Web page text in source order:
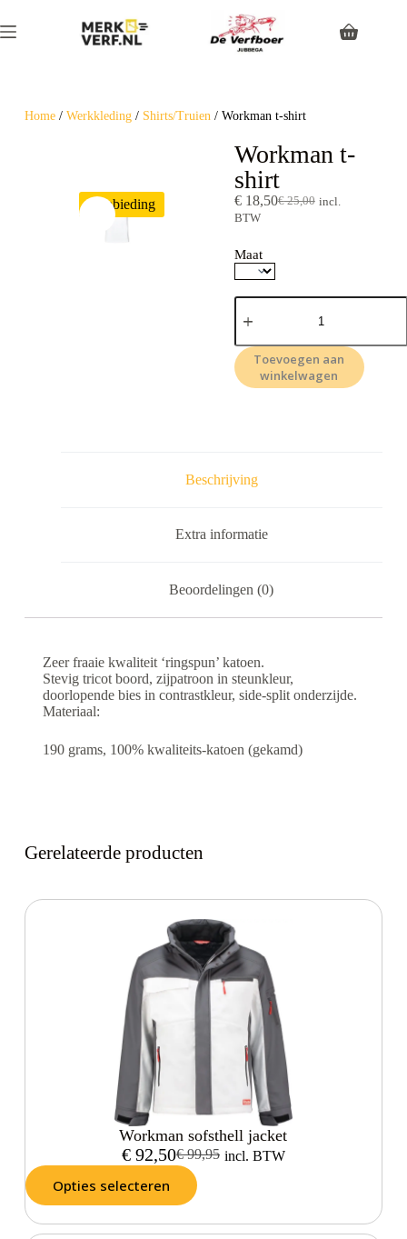
Home/ Werkkleding/ Shirts/Truien/ Workman t-shirt
Aanbieding
Workman t-
shirt
€25,00
€18,50
incl.
BTW
Maat
Toevoegen aan
winkelwagen
Beschrijving
Extra informatie
Beoordelingen (0)
Zeer fraaie kwaliteit ‘ringspun’ katoen.
Stevig tricot boord, zijpatroon in steunkleur,
doorlopende bies in contrastkleur, side-split onderzijde.
Materiaal:
190 grams, 100% kwaliteits-katoen (gekamd)
Gerelateerde producten
Workman sofsthell jacket
€99,95
€92,50 incl. BTW
Opties selecteren